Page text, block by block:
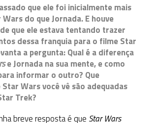
que ele foi inicialmente mais
do que Jornada. E houve
que ele estava tentando trazer
dessa franquia para o filme Star
a pergunta: Qual é a diferença
e Jornada na sua mente, e como
informar o outro? Que
Wars você vê são adequadas
Trek?
breve resposta é que Star Wars